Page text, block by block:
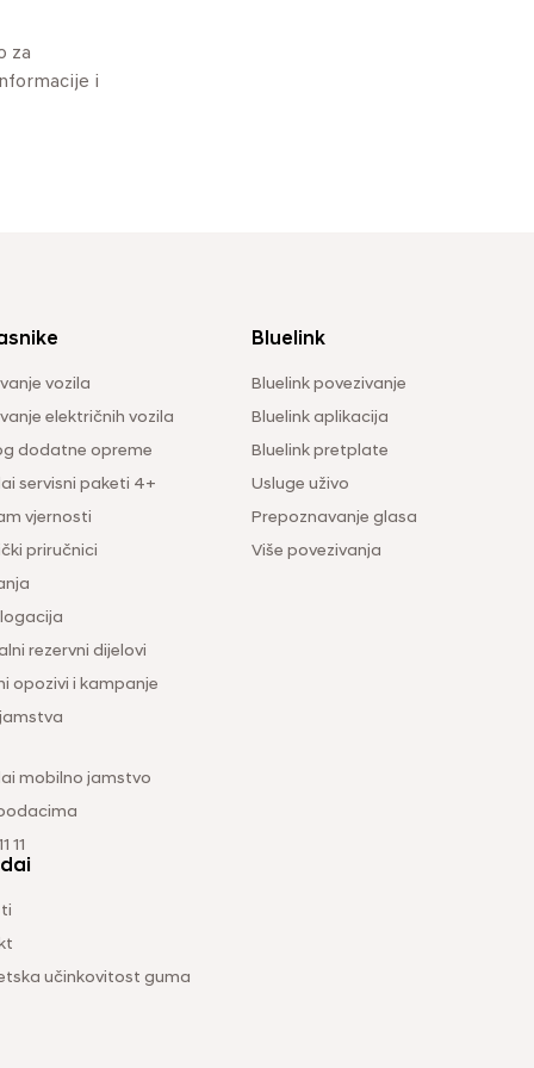
za
i
vozila
električnih vozila
dodatne opreme
servisni paketi 4+
vjernosti
priručnici
rezervni dijelovi
opozivi i kampanje
mobilno jamstvo
11
Bluelink
Bluelink povezivanje
Bluelink aplikacija
Bluelink pretplate
Usluge uživo
Prepoznavanje glasa
Više povezivanja
učinkovitost guma